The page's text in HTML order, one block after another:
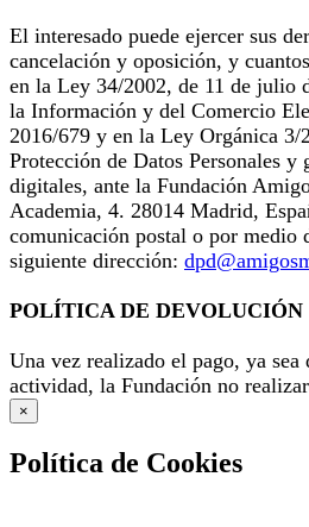
El interesado puede ejercer sus
cancelación y oposición, y
en la Ley 34/2002, de 11 de julio
la Información y del Comercio
2016/679 y en la Ley Orgánica 3/
Protección de Datos Personales y
digitales, ante la Fundación
Academia, 4. 28014 Madrid,
comunicación postal o por medio
siguiente dirección:
POLÍTICA DE DEVOLUCIÓN
Una vez realizado el pago, ya
actividad, la Fundación no
×
Política de Cookies